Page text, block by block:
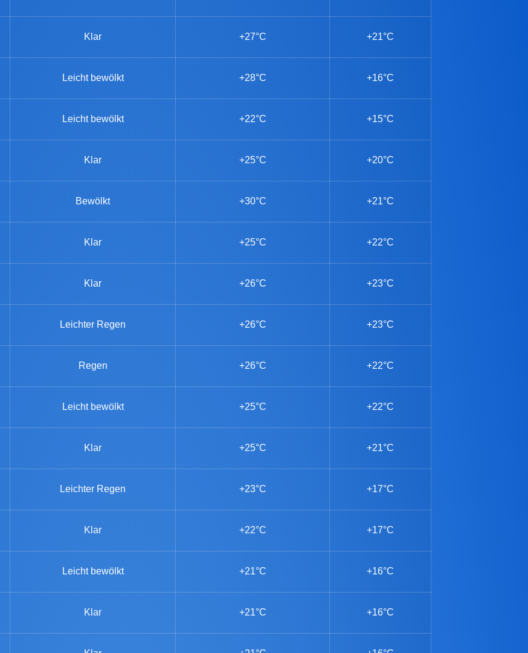
Klar +27°C +21°C
Leicht bewölkt +28°C +16°C
Leicht bewölkt +22°C +15°C
Klar +25°C +20°C
Bewölkt +30°C +21°C
Klar +25°C +22°C
Klar +26°C +23°C
Leichter Regen +26°C +23°C
Regen +26°C +22°C
Leicht bewölkt +25°C +22°C
Klar +25°C +21°C
Leichter Regen +23°C +17°C
Klar +22°C +17°C
Leicht bewölkt +21°C +16°C
Klar +21°C +16°C